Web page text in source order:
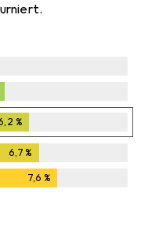
%
6,7%
7,6 %